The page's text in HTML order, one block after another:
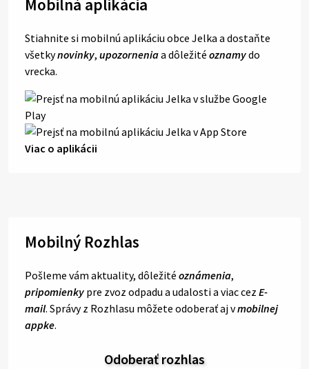
Mobilná aplikácia
Stiahnite si mobilnú aplikáciu obce Jelka a dostaňte
všetkynovinky, upozorneniaa dôležité oznamydo
vrecka.
Viac o aplikácii
Mobilný Rozhlas
Pošleme vám aktuality, dôležité oznámenia,
pripomienky pre zvoz odpadu a udalosti a viac cez E-
mail. Správy z Rozhlasu môžete odoberať aj vmobilnej
appke.
Odoberať rozhlas